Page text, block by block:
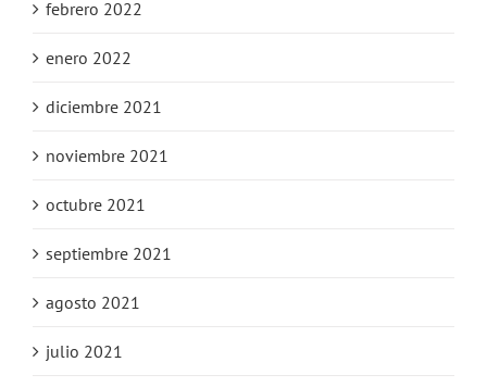
febrero 2022
enero 2022
diciembre 2021
noviembre 2021
octubre 2021
septiembre 2021
agosto 2021
julio 2021